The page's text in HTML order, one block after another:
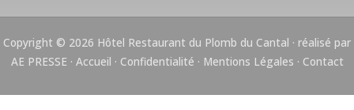
Copyright © 2026 Hôtel Restaurant du Plomb du Cantal · réalisé par
AE PRESSE · Accueil · Confidentialité · Mentions Légales · Contact